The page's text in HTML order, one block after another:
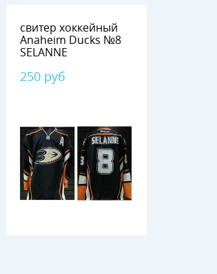
свитер хоккейный
Anaheim Ducks №8
SELANNE
250 руб